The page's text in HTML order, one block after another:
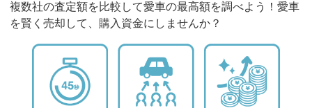
複数社の査定額を比較して愛車の最高額を調べよう！愛車
を賢く売却して、購入資金にしませんか？